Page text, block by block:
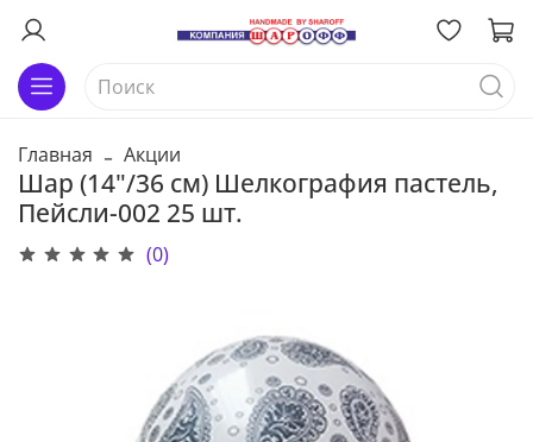
Главная Акции
Шар (14"/36 см) Шелкография пастель,
Пейсли-002 25 шт.
(0)